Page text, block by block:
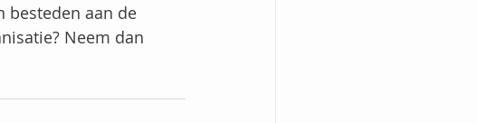
besteden aan de
Neem dan